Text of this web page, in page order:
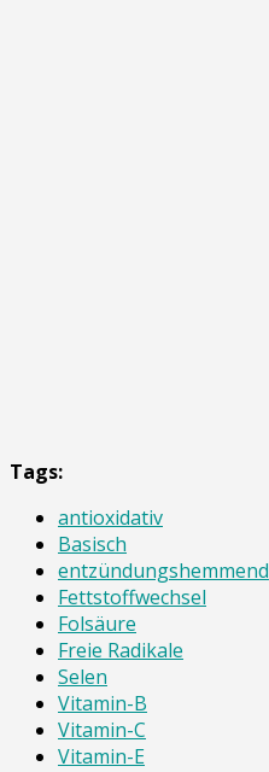
Tags:
antioxidativ
Basisch
entzündungshemmend
Fettstoffwechsel
Folsäure
Freie Radikale
Selen
Vitamin-B
Vitamin-C
Vitamin-E